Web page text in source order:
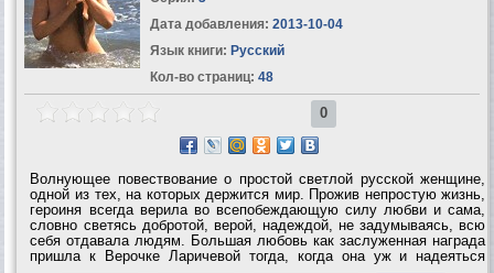
Дата добавления: 2013-10-04
Язык книги: Русский
Кол-во страниц: 48
0
Волнующее повествование о простой светлой русской женщине,
одной из тех, на которых держится мир. Прожив непростую жизнь,
героиня всегда верила во всепобеждающую силу любви и сама,
словно светясь добротой, верой, надеждой, не задумываясь, всю
себя отдавала людям. Большая любовь как заслуженная награда
пришла к Верочке Ларичевой тогда, когда она уж и надеяться